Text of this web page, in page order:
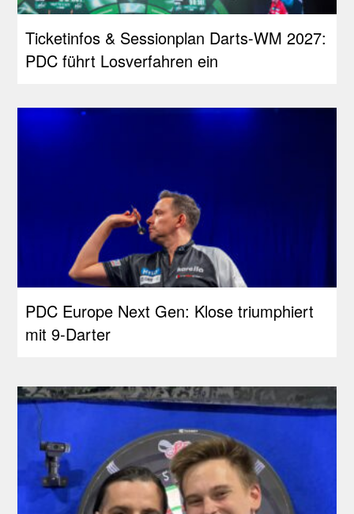
Ticketinfos & Sessionplan Darts-WM 2027:
PDC führt Losverfahren ein
PDC Europe Next Gen: Klose triumphiert
mit 9-Darter